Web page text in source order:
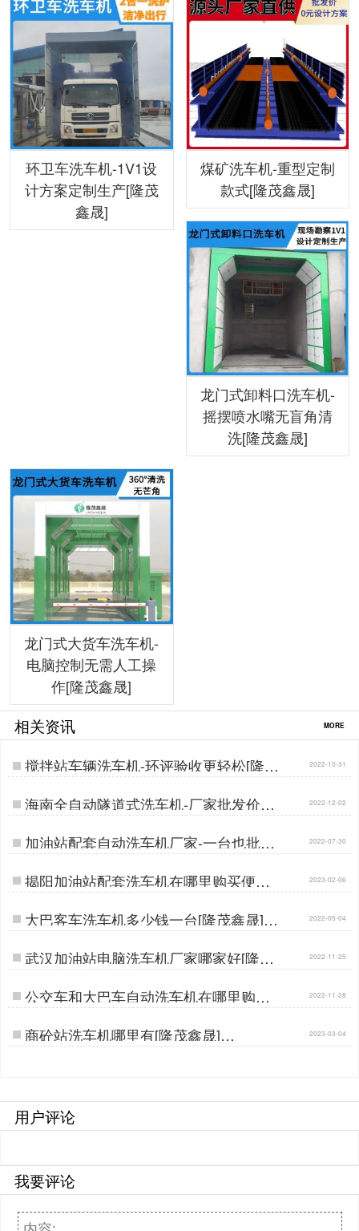
环卫车洗车机-1V1设
计方案定制生产[隆茂
鑫晟]
煤矿洗车机-重型定制
款式[隆茂鑫晟]
龙门式卸料口洗车机-
摇摆喷水嘴无盲角清
洗[隆茂鑫晟]
龙门式大货车洗车机-
电脑控制无需人工操
作[隆茂鑫晟]
相关资讯 MORE
搅拌站车辆洗车机-环评验收更轻松[隆茂
鑫晟]…
2022-10-31
海南全自动隧道式洗车机-厂家批发价直
供[隆茂鑫晟]…
2022-12-02
加油站配套自动洗车机厂家-一台也批发
价[隆茂鑫晟]…
2022-07-30
揭阳加油站配套洗车机在哪里购买便宜
[隆茂鑫晟]…
2023-02-06
大巴客车洗车机多少钱一台[隆茂鑫晟]… 2022-05-04
武汉加油站电脑洗车机厂家哪家好[隆茂
鑫晟]…
2022-11-25
公交车和大巴车自动洗车机在哪里购买
[隆茂鑫晟]…
2022-11-28
商砼站洗车机哪里有[隆茂鑫晟]… 2023-03-04
用户评论
我要评论